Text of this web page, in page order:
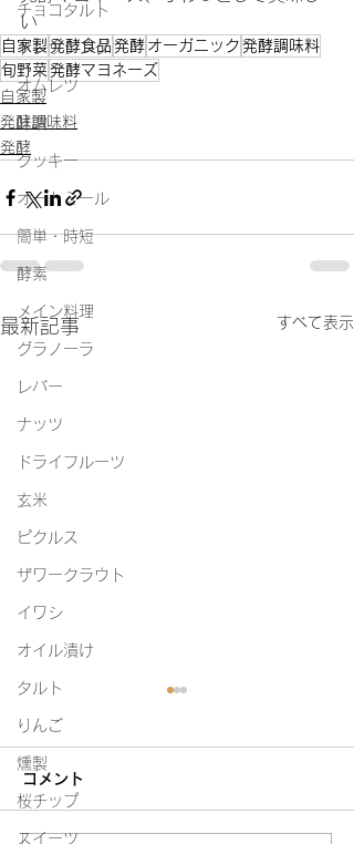
チョコタルト
ドレッシング
オムレツ
味噌
クッキー
オートミール
簡単・時短
酵素
メイン料理
グラノーラ
レバー
ナッツ
ドライフルーツ
玄米
ピクルス
ザワークラウト
イワシ
オイル漬け
タルト
りんご
燻製
桜チップ
スイーツ
い
自家製発酵食品 発酵 オーガニック 発酵調味料
旬野菜 発酵マヨネーズ
自家製
発酵調味料
発酵
最新記事 すべて表示
コメント